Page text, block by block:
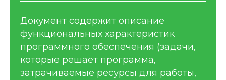
Документ содержит описание
функциональных характеристик
программного обеспечения (задачи,
которые решает программа,
затрачиваемые ресурсы для работы,